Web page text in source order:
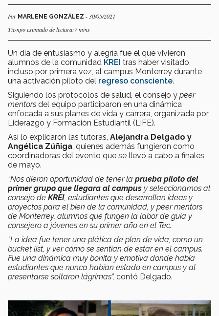
Por MARLENE GONZÁLEZ - 30/05/2021
Tiempo estimado de lectura:7 mins
Un día de entusiasmo y alegría fue el que vivieron
alumnos de la comunidad KREI tras haber visitado,
incluso por primera vez, al campus Monterrey durante
una activación piloto del regreso consciente.
Siguiendo los protocolos de salud, el consejo y peer
mentors del equipo participaron en una dinámica
enfocada a sus planes de vida y carrera, organizada por
Liderazgo y Formación Estudiantil (LiFE).
Así lo explicaron las tutoras, Alejandra Delgado y
Angélica Zúñiga , quienes además fungieron como
coordinadoras del evento que se llevó a cabo a finales
de mayo.
“Nos dieron oportunidad de tener la prueba piloto del
primer grupo que llegara al campus y seleccionamos al
consejo de KREI , estudiantes que desarrollan ideas y
proyectos para el bien de la comunidad, y peer mentors
de Monterrey, alumnos que fungen la labor de guía y
consejero a jóvenes en su primer año en el Tec.
“La idea fue tener una plática de plan de vida, como un
bucket list, y ver cómo se sentían de estar en el campus.
Fue una dinámica muy bonita y emotiva donde había
estudiantes que nunca habían estado en campus y al
presentarse soltaron lágrimas”, contó Delgado.